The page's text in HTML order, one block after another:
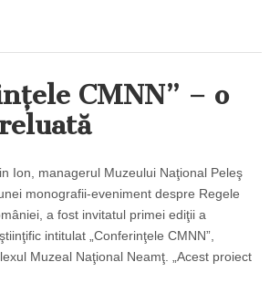
CMNN” – o
Ion, managerul Muzeului Naţional Peleş
monografii-eveniment despre Regele
a fost invitatul primei ediţii a
intitulat „Conferinţele CMNN”,
Muzeal Naţional Neamţ. „Acest proiect